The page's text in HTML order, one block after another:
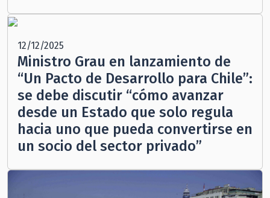
12/12/2025
Ministro Grau en lanzamiento de
“Un Pacto de Desarrollo para Chile”:
se debe discutir “cómo avanzar
desde un Estado que solo regula
hacia uno que pueda convertirse en
un socio del sector privado”